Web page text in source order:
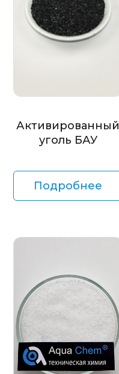
Активированный
уголь БАУ
Подробнее